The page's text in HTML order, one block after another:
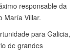
responsable da
María Villar.
para Galicia,
de grandes